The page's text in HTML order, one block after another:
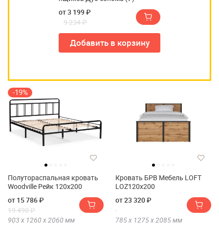
от 3 199 ₽
9 234 ₽
Добавить в корзину
-19%
Полутораспальная кровать
Woodville Рейк 120х200
от 15 786 ₽
19 490 ₽
903 х 1260 х2060 мм
Кровать БРВ Мебель LOFT
LOZ120х200
от 23 320 ₽
785 х 1275 х2085мм